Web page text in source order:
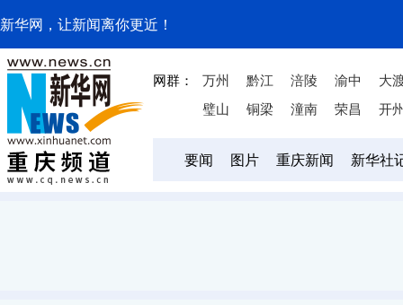
新华网，让新闻离你更近！
网群： 万州 黔江 涪陵 渝中
大
璧山
铜梁 潼南 荣昌 开
要闻 图片 重庆新闻 新华社